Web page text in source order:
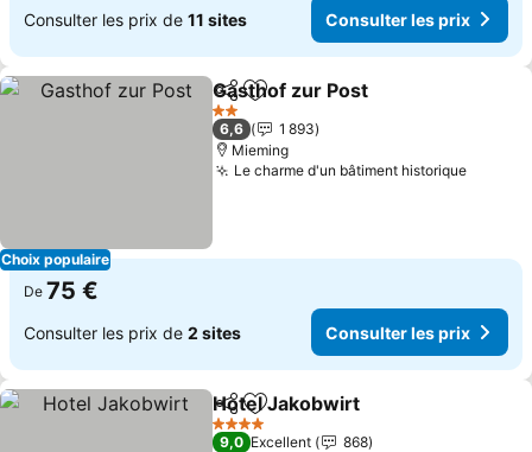
Consulter les prix de 11 sites Consulter les prix
Choix populaire
PartagerAjouter à mes favoris
Gasthof zur Post
2 Étoiles
6,6
1 893
Mieming
Le charme d'un bâtiment historique
De 75 €
Consulter les prix de 2 sites Consulter les prix
PartagerAjouter à mes favoris
Hotel Jakobwirt
4 Étoiles
9,0 Excellent
868